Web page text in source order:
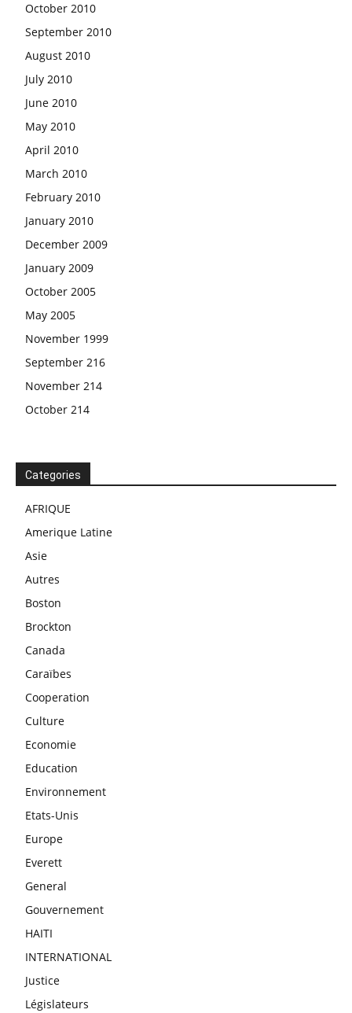
October 2010
September 2010
August 2010
July 2010
June 2010
May 2010
April 2010
March 2010
February 2010
January 2010
December 2009
January 2009
October 2005
May 2005
November 1999
September 216
November 214
October 214
Categories
AFRIQUE
Amerique Latine
Asie
Autres
Boston
Brockton
Canada
Caraïbes
Cooperation
Culture
Economie
Education
Environnement
Etats-Unis
Europe
Everett
General
Gouvernement
HAITI
INTERNATIONAL
Justice
Législateurs